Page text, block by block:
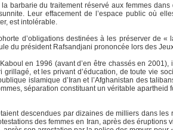
barbarie du traitement réservé aux femmes
Leur effacement de l’espace public où
est intolérable.
d’obligations destinées à les préserver de
du président Rafsandjani prononcée lors des
en 1996 (avant d’en être chassés en
et les privant d’éducation, de toute vie
islamique d’Iran et l’Afghanistan des
séparation constituant un véritable apartheid
descendues par dizaines de milliers dans
des femmes en Iran, après des éruptions